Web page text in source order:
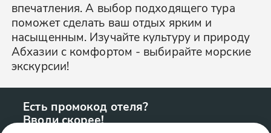
впечатления. А выбор подходящего тура
поможет сделать ваш отдых ярким и
насыщенным. Изучайте культуру и природу
Абхазии с комфортом - выбирайте морские
экскурсии!
Есть промокод отеля?
Вводи скорее!